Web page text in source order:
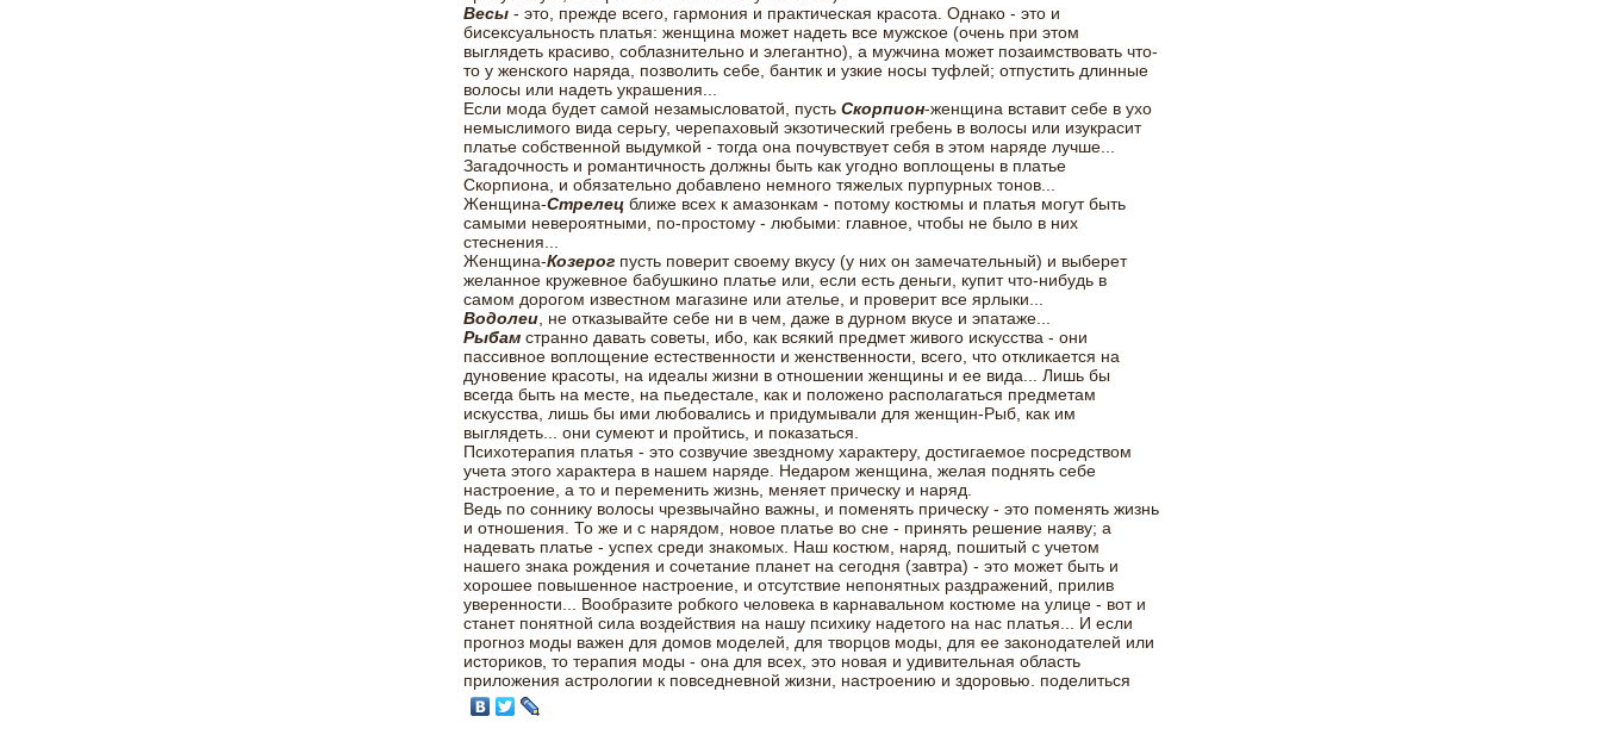
Весы- это, прежде всего, гармония и практическая красота. Однако - это и
бисексуальность платья: женщина может надеть все мужское (очень при этом
выглядеть красиво, соблазнительно и элегантно), а мужчина может позаимствовать что-
то у женского наряда, позволить себе, бантик и узкие носы туфлей; отпустить длинные
волосы или надеть украшения...
Если мода будет самой незамысловатой, пусть Скорпион-женщина вставит себе в ухо
немыслимого вида серьгу, черепаховый экзотический гребень в волосы или изукрасит
платье собственной выдумкой - тогда она почувствует себя в этом наряде лучше...
Загадочность и романтичность должны быть как угодно воплощены в платье
Скорпиона, и обязательно добавлено немного тяжелых пурпурных тонов...
Женщина-Стрелецближе всех к амазонкам - потому костюмы и платья могут быть
самыми невероятными, по-простому - любыми: главное, чтобы не было в них
стеснения...
Женщина-Козерогпусть поверит своему вкусу (у них он замечательный) и выберет
желанное кружевное бабушкино платье или, если есть деньги, купит что-нибудь в
самом дорогом известном магазине или ателье, и проверит все ярлыки...
Водолеи, не отказывайте себе ни в чем, даже в дурном вкусе и эпатаже...
Рыбамстранно давать советы, ибо, как всякий предмет живого искусства - они
пассивное воплощение естественности и женственности, всего, что откликается на
дуновение красоты, на идеалы жизни в отношении женщины и ее вида... Лишь бы
всегда быть на месте, на пьедестале, как и положено располагаться предметам
искусства, лишь бы ими любовались и придумывали для женщин-Рыб, как им
выглядеть... они сумеют и пройтись, и показаться.
Психотерапия платья - это созвучие звездному характеру, достигаемое посредством
учета этого характера в нашем наряде. Недаром женщина, желая поднять себе
настроение, а то и переменить жизнь, меняет прическу и наряд.
Ведь по соннику волосы чрезвычайно важны, и поменять прическу - это поменять жизнь
и отношения. То же и с нарядом, новое платье во сне - принять решение наяву; а
надевать платье - успех среди знакомых. Наш костюм, наряд, пошитый с учетом
нашего знака рождения и сочетание планет на сегодня (завтра) - это может быть и
хорошее повышенное настроение, и отсутствие непонятных раздражений, прилив
уверенности... Вообразите робкого человека в карнавальном костюме на улице - вот и
станет понятной сила воздействия на нашу психику надетого на нас платья... И если
прогноз моды важен для домов моделей, для творцов моды, для ее законодателей или
историков, то терапия моды - она для всех, это новая и удивительная область
приложения астрологии к повседневной жизни, настроению и здоровью.
поделиться